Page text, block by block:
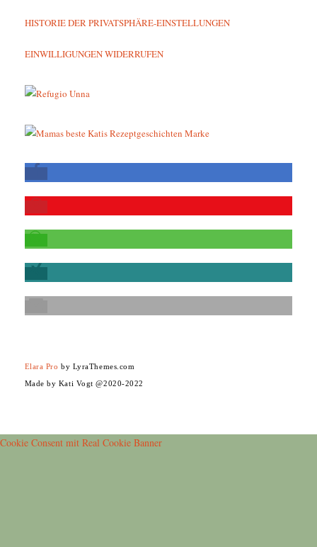
HISTORIE DER PRIVATSPHÄRE-EINSTELLUNGEN
EINWILLIGUNGEN WIDERRUFEN
Elara Pro by LyraThemes.com
Made by Kati Vogt @2020-2022
Cookie Consent mit Real Cookie Banner